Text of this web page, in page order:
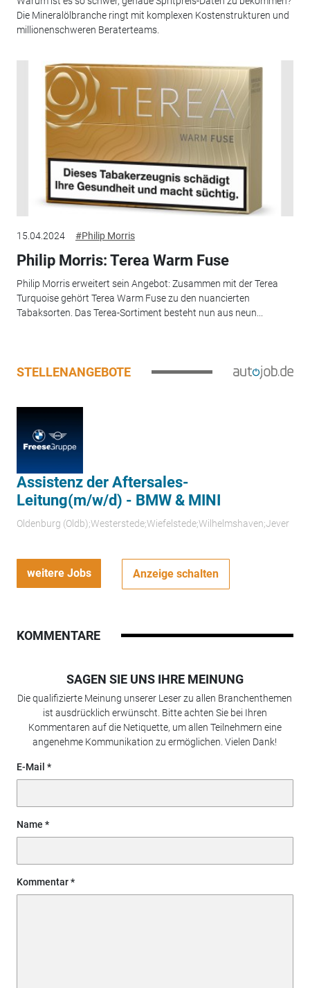
Die Mineralölbranche ringt mit komplexen Kostenstrukturen und
millionenschweren Beraterteams.
15.04.2024 #Philip Morris
Philip Morris: Terea Warm Fuse
Philip Morris erweitert sein Angebot: Zusammen mit der Terea
Turquoise gehört Terea Warm Fuse zu den nuancierten
Tabaksorten. Das Terea-Sortiment besteht nun aus neun...
STELLENANGEBOTE
Assistenz der Aftersales-
Leitung(m/w/d) - BMW & MINI
Oldenburg (Oldb);Westerstede;Wiefelstede;Wilhelmshaven;Jever
weitere Jobs Anzeige schalten
KOMMENTARE
SAGEN SIE UNS IHRE MEINUNG
Die qualifizierte Meinung unserer Leser zu allen Branchenthemen
ist ausdrücklich erwünscht. Bitte achten Sie bei Ihren
Kommentaren auf die Netiquette, um allen Teilnehmern eine
angenehme Kommunikation zu ermöglichen. Vielen Dank!
E-Mail
Name
Kommentar